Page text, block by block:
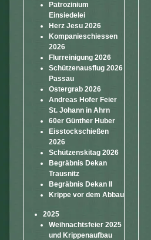
Patrozinium
Einsiedelei
Herz Jesu 2026
Kompanieschiessen
2026
Flurreinigung 2026
Schützenausflug 2026
Passau
Ostergrab 2026
Andreas Hofer Feier
St. Johann in Ahrn
60er Günther Huber
Eisstockschießen
2026
Schützenskitag 2026
Begräbnis Dekan
Trausnitz
Begräbnis Dekan II
Krippe vor dem Abbau
2025
Weihnachtsfeier 2025
und Krippenaufbau